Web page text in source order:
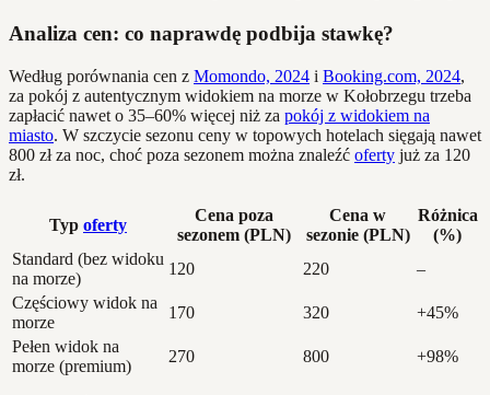
Analiza cen: co naprawdę podbija stawkę?
Według porównania cen z Momondo, 2024 i Booking.com, 2024,
za pokój z autentycznym widokiem na morze w Kołobrzegu trzeba
zapłacić nawet o 35–60% więcej niż za pokój z widokiem na
miasto. W szczycie sezonu ceny w topowych hotelach sięgają nawet
800 zł za noc, choć poza sezonem można znaleźć oferty już za 120
zł.
Typ oferty
Cena poza
sezonem (PLN)
Cena w
sezonie (PLN)
Różnica
(%)
Standard (bez widoku
na morze)
120 220
–
Częściowy widok na
morze
170 320
+45%
Pełen widok na
morze (premium)
270 800 +98%